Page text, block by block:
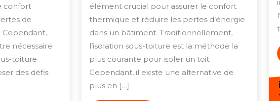
sous-
toiture
solutions
confort
de
Cependant,
nécessaire
toiture
des défis
Les
Avantages
de
l’Isolation
sans
Sous-
élément crucial pour assurer le confort
thermique et réduire les pertes d’énergie
dans un bâtiment. Traditionnellement,
l’isolation sous-toiture est la méthode la
plus courante pour isoler un toit.
Cependant, il existe une alternative de
plus en […]